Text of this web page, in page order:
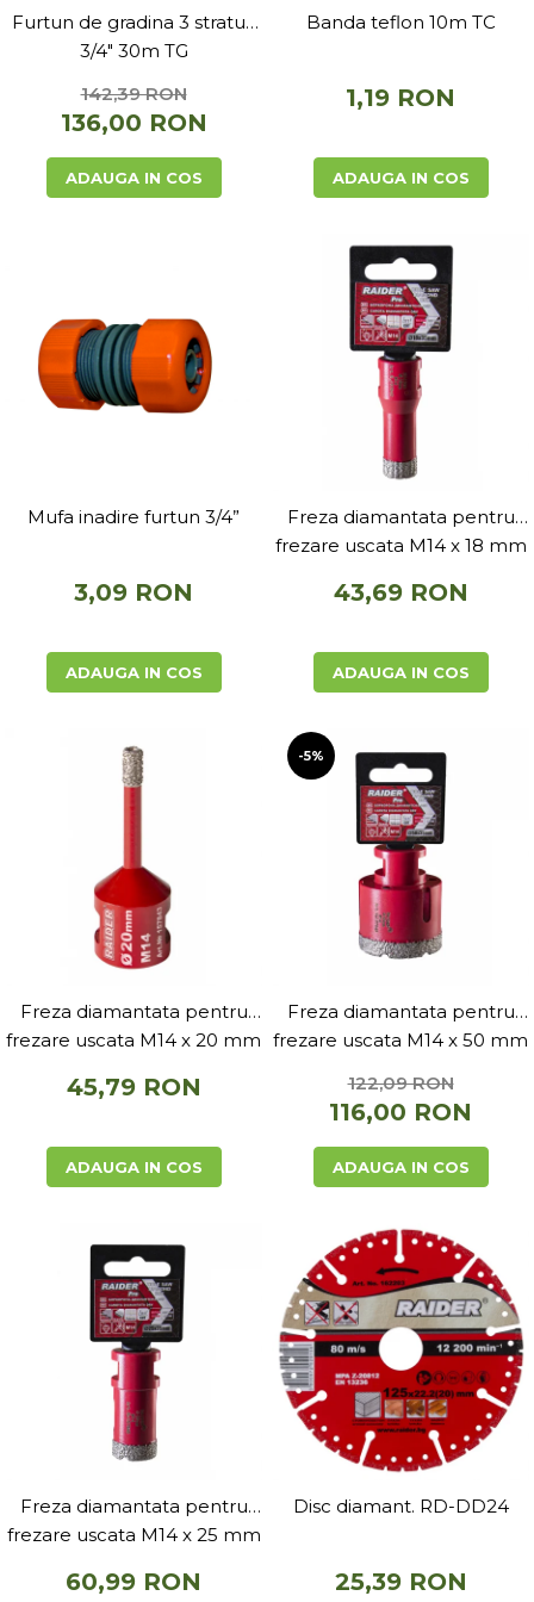
Aparat pentru legat plante cu
banda si capse
Masini pneumatice si hidraulice
Chei de impact pneumatice
Polizoare pneumatice
Ciocane pneumatice cu dalta
Capsator pneumatic
Freze pneumatice
Compresoare
Cricuri pneumatice
Prese de rulmenti hidraulice
Prese de indoit tevi hidraulice
Benzi izolatoare
Role Prelungitoare
Unelte de mana
Scule pneumatice
Podele hidraulice & Presa de banc
& Truse reparatii caroserie
Cabluri si incarcatoare acumulator
Echipamente de ridicat
Depozitare si organizare
Echipamente de curatenie
Furtun de gradina 3 straturi
3/4" 30m TG
142,39 RON
136,00 RON
ADAUGA IN COS
Banda teflon 10m TC
1,19 RON
ADAUGA IN COS
Mufa inadire furtun 3/4”
3,09 RON
ADAUGA IN COS
Freza diamantata pentru
frezare uscata M14 x 18 mm
43,69 RON
ADAUGA IN COS
Freza diamantata pentru
frezare uscata M14 x 20 mm
45,79 RON
ADAUGA IN COS
-5%
Freza diamantata pentru
frezare uscata M14 x 50 mm
122,09 RON
116,00 RON
ADAUGA IN COS
Freza diamantata pentru
frezare uscata M14 x 25 mm
60,99 RON
Disc diamant. RD-DD24
25,39 RON